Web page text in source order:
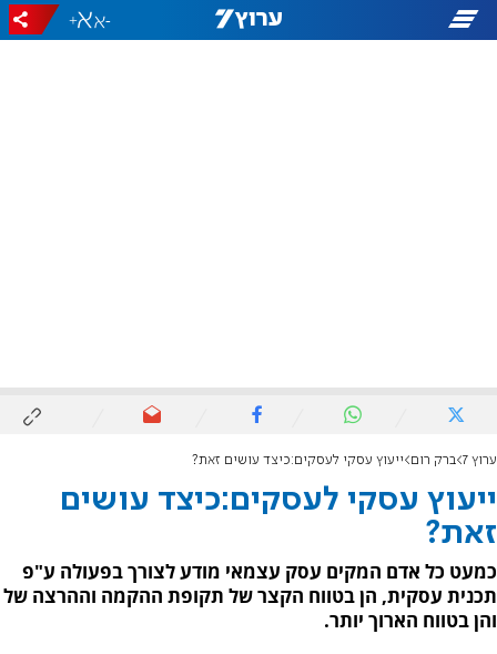
-
+
ערוץ 7 ברק רום ייעוץ עסקי לעסקים:כיצד עושים זאת?
ייעוץ עסקי לעסקים:כיצד עושים
זאת?
כמעט כל אדם המקים עסק עצמאי מודע לצורך בפעולה ע"פ
תכנית עסקית, הן בטווח הקצר של תקופת ההקמה וההרצה של
והן בטווח הארוך יותר.